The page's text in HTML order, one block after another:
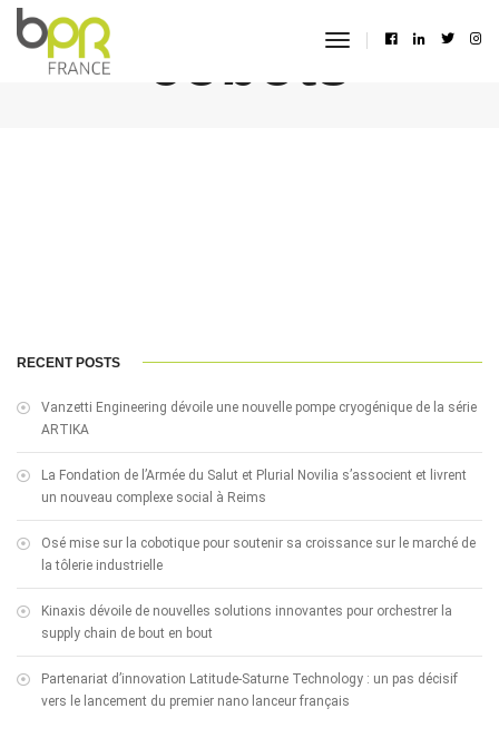
toggle
cobots
RECENT POSTS
Vanzetti Engineering dévoile une nouvelle pompe cryogénique de la série
ARTIKA
La Fondation de l’Armée du Salut et Plurial Novilia s’associent et livrent
un nouveau complexe social à Reims
Osé mise sur la cobotique pour soutenir sa croissance sur le marché de
la tôlerie industrielle
Kinaxis dévoile de nouvelles solutions innovantes pour orchestrer la
supply chain de bout en bout
Partenariat d’innovation Latitude-Saturne Technology : un pas décisif
vers le lancement du premier nano lanceur français